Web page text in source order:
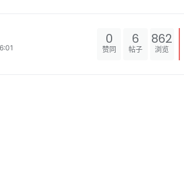
0
赞同
6
帖子
862
浏览